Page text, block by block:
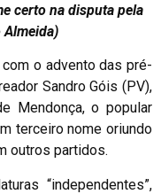
certo na disputa pela
o advento das pré-
Sandro Góis (PV),
Mendonça, o popular
terceiro nome oriundo
outros partidos.
“independentes”,